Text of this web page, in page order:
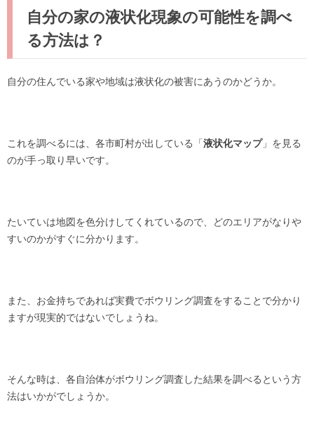
自分の家の液状化現象の可能性を調べ
る方法は？
自分の住んでいる家や地域は液状化の被害にあうのかどうか。
これを調べるには、各市町村が出している「液状化マップ」を見る
のが手っ取り早いです。
たいていは地図を色分けしてくれているので、どのエリアがなりや
すいのかがすぐに分かります。
また、お金持ちであれば実費でボウリング調査をすることで分かり
ますが現実的ではないでしょうね。
そんな時は、各自治体がボウリング調査した結果を調べるという方
法はいかがでしょうか。